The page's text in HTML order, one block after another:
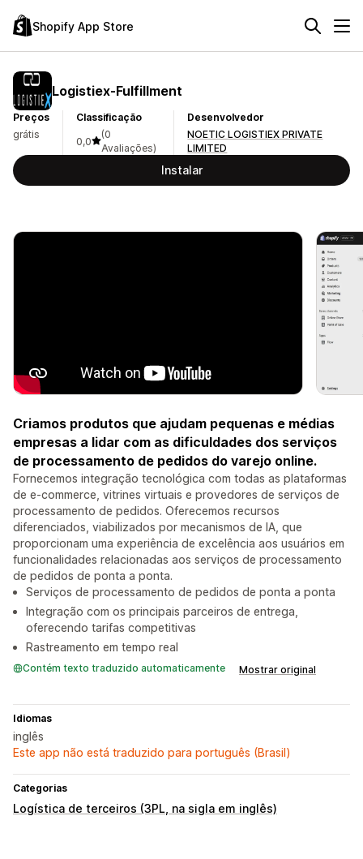
Shopify App Store
Logistiex‑Fulfillment
Preços
grátis
Classificação
0,0
(0
Avaliações)
Desenvolvedor
NOETIC LOGISTIEX PRIVATE
LIMITED
Instalar
Criamos produtos que ajudam pequenas e médias
empresas a lidar com as dificuldades dos serviços
de processamento de pedidos do varejo online.
Fornecemos integração tecnológica com todas as plataformas
de e-commerce, vitrines virtuais e provedores de serviços de
processamento de pedidos. Oferecemos recursos
diferenciados, viabilizados por mecanismos de IA, que
proporcionam uma experiência de excelência aos usuários em
funcionalidades relacionadas aos serviços de processamento
de pedidos de ponta a ponta.
Serviços de processamento de pedidos de ponta a ponta
Integração com os principais parceiros de entrega,
oferecendo tarifas competitivas
Rastreamento em tempo real
Contém texto traduzido automaticamente Mostrar original
Idiomas
inglês
Este app não está traduzido para português (Brasil)
Categorias
Logística de terceiros (3PL, na sigla em inglês)